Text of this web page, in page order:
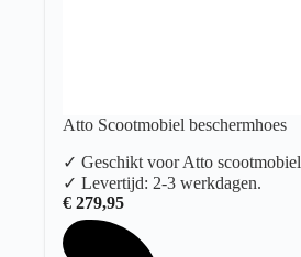
Atto Scootmobiel beschermhoes
✓ Geschikt voor Atto scootmobiel
✓ Levertijd: 2-3 werkdagen.
€ 279,95